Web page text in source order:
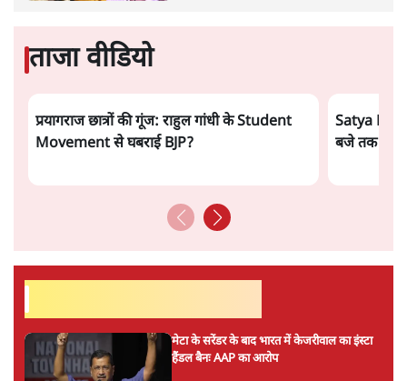
ताजा वीडियो
प्रयागराज छात्रों की गूंज: राहुल गांधी के Student
Movement से घबराई BJP?
Satya
बजे तक की
मेटा के सरेंडर के बाद भारत में केजरीवाल का इंस्टा
हैंडल बैनः AAP का आरोप